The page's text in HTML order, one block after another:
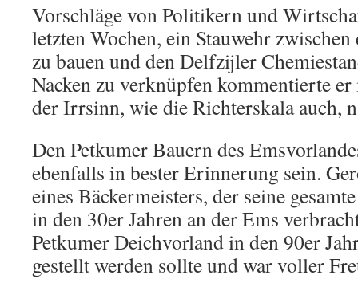
Vorschläge von Politikern und
letzten Wochen, ein Stauwehr
zu bauen und den Delfzijler
Nacken zu verknüpfen kommentierte
der Irrsinn, wie die Richterskala auch,
Den Petkumer Bauern des
ebenfalls in bester Erinnerung sein.
eines Bäckermeisters, der seine
in den 30er Jahren an der Ems
Petkumer Deichvorland in den 90er
gestellt werden sollte und war voller